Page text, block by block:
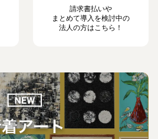
請求書払いや
まとめて導入を検討中の
法人の方はこちら！